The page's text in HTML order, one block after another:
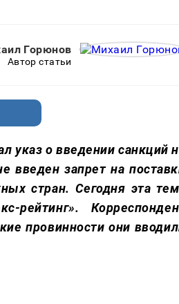
Горюнов
Автор статьи
указ о введении санкций
введен запрет на
стран. Сегодня эта
рейтинг».
провинности они